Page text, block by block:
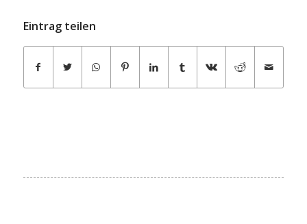
Eintrag teilen